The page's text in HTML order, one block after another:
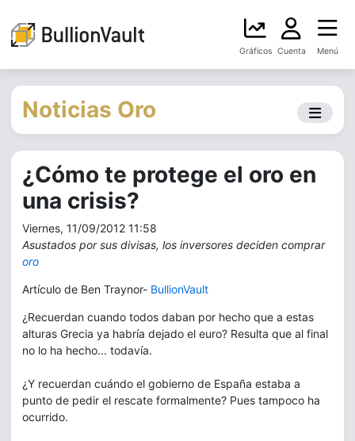
Gráficos Cuenta Menú
Noticias Oro
¿Cómo te protege el oro en
una crisis?
Viernes, 11/09/2012 11:58
Asustados por sus divisas, los inversores deciden comprar
oro
Artículo de Ben Traynor- BullionVault
¿Recuerdan cuando todos daban por hecho que a estas
alturas Grecia ya habría dejado el euro? Resulta que al final
no lo ha hecho... todavía.
¿Y recuerdan cuándo el gobierno de España estaba a
punto de pedir el rescate formalmente? Pues tampoco ha
ocurrido.